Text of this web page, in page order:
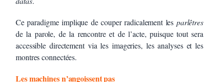
Ce paradigme implique de couper radicalement les parlêtres
de la parole, de la rencontre et de l’acte, puisque tout sera
accessible directement via les imageries, les analyses et les
montres connectées.
Les machines n’angoissent pas